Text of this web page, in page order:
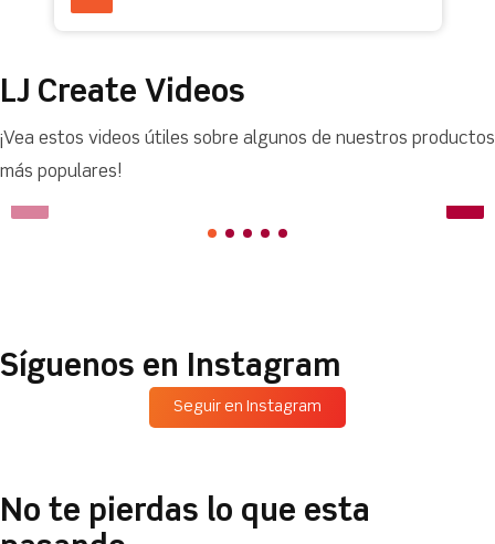
LJ Create Videos
¡Vea estos videos útiles sobre algunos de nuestros productos
más populares!
Síguenos en Instagram
Seguir en Instagram
No te pierdas lo que esta